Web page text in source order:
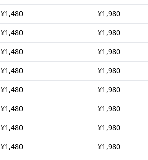
¥1,480 ¥1,980
¥1,480 ¥1,980
¥1,480 ¥1,980
¥1,480 ¥1,980
¥1,480 ¥1,980
¥1,480 ¥1,980
¥1,480 ¥1,980
¥1,480 ¥1,980